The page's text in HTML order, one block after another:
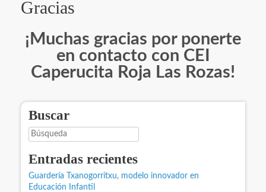
Gracias
¡Muchas gracias por ponerte
en contacto con CEI
Caperucita Roja Las Rozas!
Buscar
Búsqueda
Entradas recientes
Guardería Txanogorritxu, modelo innovador en
Educación Infantil